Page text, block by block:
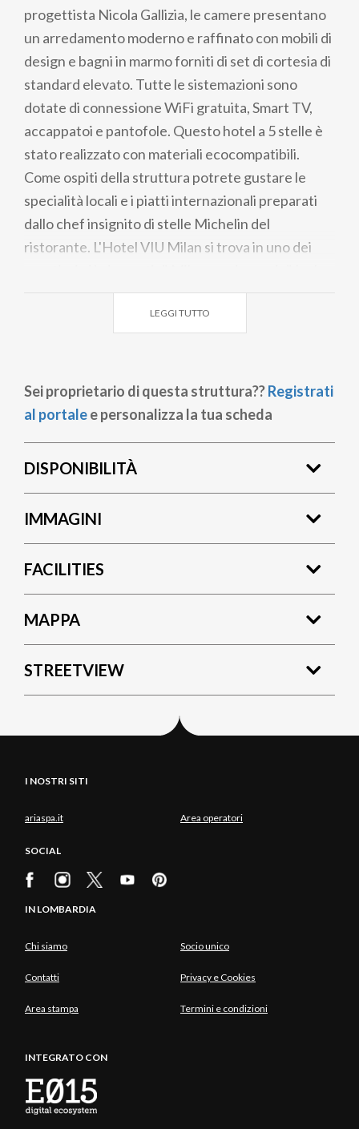
progettista Nicola Gallizia, le camere presentano
un arredamento moderno e raffinato con mobili di
design e bagni in marmo forniti di set di cortesia di
standard elevato. Tutte le sistemazioni sono
dotate di connessione WiFi gratuita, Smart TV,
accappatoi e pantofole. Questo hotel a 5 stelle è
stato realizzato con materiali ecocompatibili.
Come ospiti della struttura potrete gustare le
specialità locali e i piatti internazionali preparati
dallo chef insignito di stelle Michelin del
ristorante. L'Hotel VIU Milan si trova in uno dei
Porta Garibaldi, e a 10 minuti a piedi dal famoso
Parco Sempione. Ubicato a soli 200 metri dalla
collegamenti in metropolitana per tutte le altre
zone della città, e in tram per il Duomo di Milano.
LEGGI TUTTO
Sei proprietario di questa struttura??Registrati
al portalee personalizza la tua scheda
DISPONIBILITÀ
IMMAGINI
FACILITIES
MAPPA
STREETVIEW
I NOSTRI SITI
ariaspa.it Area operatori
SOCIAL
IN LOMBARDIA
Chi siamo Socio unico
Contatti Privacy e Cookies
Area stampa Termini e condizioni
INTEGRATO CON